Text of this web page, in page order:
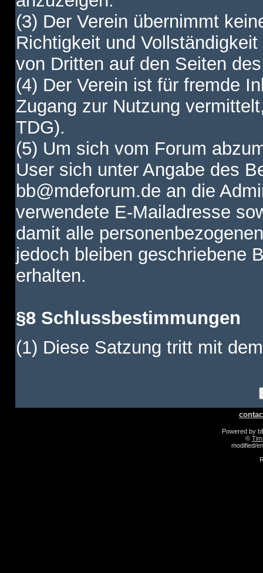
(3) Der Verein übernimmt
Richtigkeit und
von Dritten auf den Seiten
(4) Der Verein ist für fremde
Zugang zur Nutzung
TDG).
(5) Um sich vom Forum
User sich unter Angabe des
bb@mdeforum.de an die
verwendete E-Mailadresse
damit alle
jedoch bleiben geschriebene
erhalten.
§8 Schlussbestimmungen
(1) Diese Satzung tritt mit
Powered by
©
modified/